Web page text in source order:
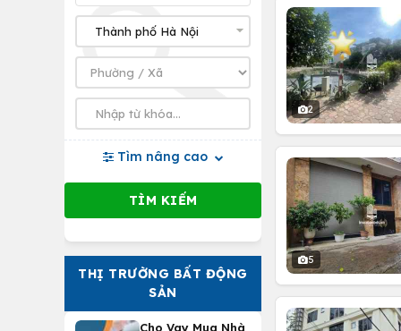
Tìm nâng cao
THỊ TRƯỜNG BẤT ĐỘNG
SẢN
Cho Vay Mua Nhà
2
5